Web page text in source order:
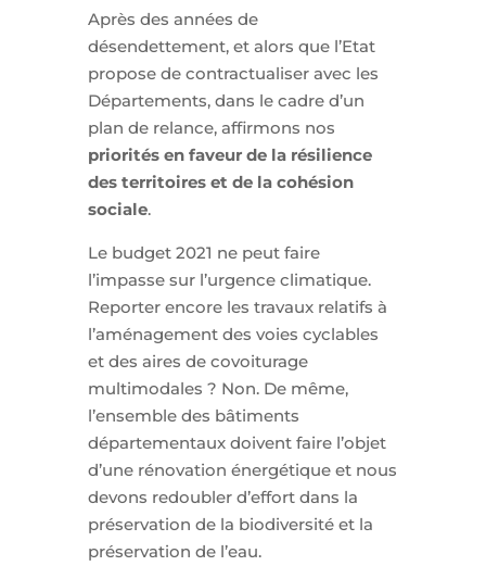
Après des années de
désendettement, et alors que l’Etat
propose de contractualiser avec les
Départements, dans le cadre d’un
plan de relance, affirmons nos
priorités en faveur de la résilience
des territoires et de la cohésion
sociale.
Le budget 2021 ne peut faire
l’impasse sur l’urgence climatique.
Reporter encore les travaux relatifs à
l’aménagement des voies cyclables
et des aires de covoiturage
multimodales ? Non. De même,
l’ensemble des bâtiments
départementaux doivent faire l’objet
d’une rénovation énergétique et nous
devons redoubler d’effort dans la
préservation de la biodiversité et la
préservation de l’eau.